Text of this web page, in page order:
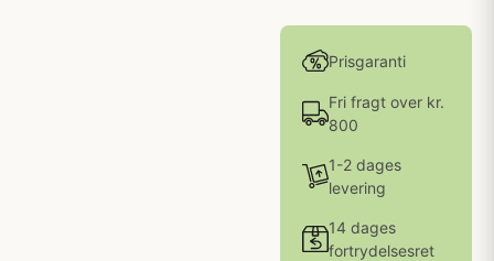
Prisgaranti
Fri fragt over kr.
800
1-2 dages
levering
14 dages
fortrydelsesret